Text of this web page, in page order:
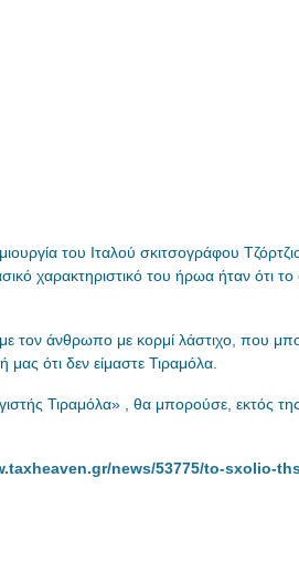
του Ιταλού σκιτσογράφου
χαρακτηριστικό του ήρωα ήταν ότι
τον άνθρωπο με κορμί λάστιχο, που
ότι δεν είμαστε Τιραμόλα.
Τιραμόλα» , θα μπορούσε, εκτός της
news/53775/to-sxolio-